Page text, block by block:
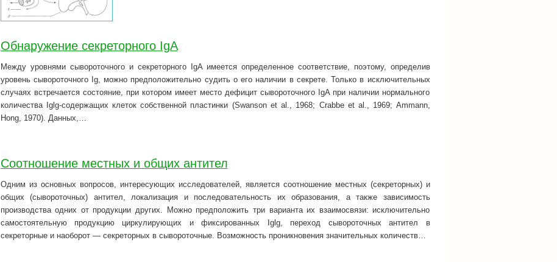
Обнаружение секреторного IgA
Между уровнями сывороточного и секреторного IgA имеется определенное соответствие, поэтому, определив
уровень сывороточного Ig, можно предположительно судить о его наличии в секрете. Только в исключительных
случаях встречается состояние, при котором имеет место дефицит сывороточного IgA при наличии нормального
количества Iglg-содержащих клеток собственной пластинки (Swanson et al., 1968; Crabbe et al., 1969; Ammann,
Hong, 1970). Данных,…
Соотношение местных и общих антител
Одним из основных вопросов, интересующих исследователей, является соотношение местных (секреторных) и
общих (сывороточных) антител, локализация и последовательность их образования, а также зависимость
производства одних от продукции других. Можно предположить три варианта их взаимосвязи: исключительно
самостоятельную продукцию циркулирующих и фиксированных Iglg, переход сывороточных антител в
секреторные и наоборот — секреторных в сывороточные. Возможность проникновения значительных количеств…